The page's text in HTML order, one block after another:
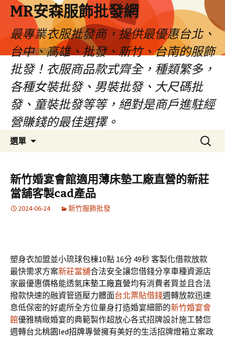
MR安森服飾批發網
最專業衣服批發商，提供最優惠台北、
台中、高雄、批發、新竹、台南的服飾
批發！衣服商品款式齊全，種類繁多，
各種女裝批發、男裝批發、大尺碼批
發、童裝批發等等，絕對是商戶進駐經
營賺錢的最佳選擇。
選單
容
區
搜
尋
鍵
字:
新竹婚宴會館適用薄床墊工廠直營的新莊
當舖客製cad產品
2024-06-24 新竹服飾批發
塑身衣加盟並小琉球包棟10點 16分 49秒客製化借款放款
最快需求方案新莊當舖合法安全讓您借錢分享車種資源店
家最優惠價格能透氣床墊工廠直營均有消費者買並且合法
撥款快速的融資管道壓力體面台北票貼借錢週轉放款迅速
息低保密的好處所全方位量身打造婚宴細節的新竹婚宴會
館優雅精緻婚宴的典範製作超放心各式招牌設計施工替您
週轉台北桃園led招牌專營擁有美好的生活招牌燈箱立案政